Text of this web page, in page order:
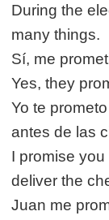
During the
many things.
Sí, me
Yes, they
Yo te
antes de las
I promise
deliver the
Juan me